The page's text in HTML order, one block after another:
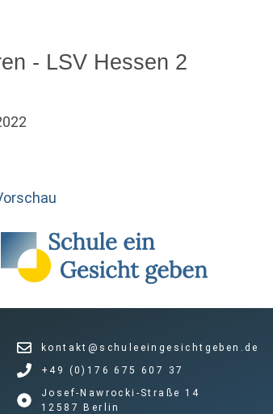
- LSV Hessen 2
kontakt@schuleeingesichtgeben.de
+49 (0)176 675 607 37
Josef-Nawrocki-Straße 14
12587 Berlin